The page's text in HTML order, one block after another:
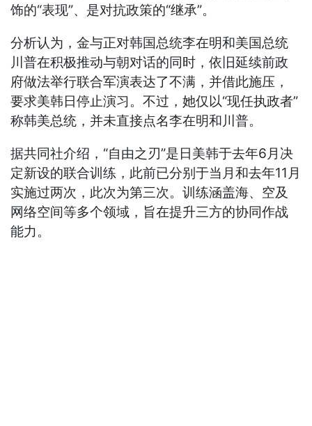
饰的“表现”、是对抗政策的“继承”。
分析认为，金与正对韩国总统李在明和美国总统
川普在积极推动与朝对话的同时，依旧延续前政
府做法举行联合军演表达了不满，并借此施压，
要求美韩日停止演习。不过，她仅以“现任执政者”
称韩美总统，并未直接点名李在明和川普。
据共同社介绍，“自由之刃”是日美韩于去年6月决
定新设的联合训练，此前已分别于当月和去年11月
实施过两次，此次为第三次。训练涵盖海、空及
网络空间等多个领域，旨在提升三方的协同作战
能力。